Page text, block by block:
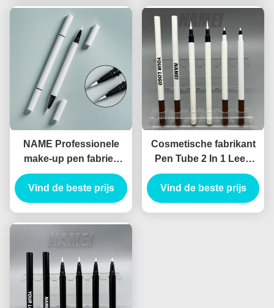
NAME Professionele
make-up pen fabriek
eyeliner buis roze
Custom lege eyeliner
buis Schommelkralen
packagi
Vind de beste prijs
Cosmetische fabrikant
Pen Tube 2 In 1 Leeg
Make-up Verpakking
Goedkope Liquid
Eyeliner Potlood Tube
Vind de beste prijs